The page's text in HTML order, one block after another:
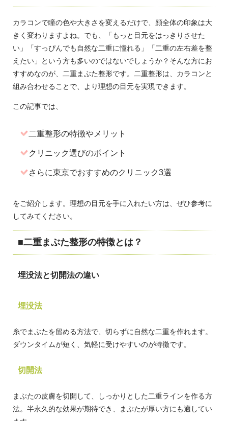
カラコンで瞳の色や大きさを変えるだけで、顔全体の印象は大
きく変わりますよね。でも、「もっと目元をはっきりさせた
い」「すっぴんでも自然な二重に憧れる」「二重の左右差を整
えたい」という方も多いのではないでしょうか？そんな方にお
すすめなのが、二重まぶた整形です。二重整形は、カラコンと
組み合わせることで、より理想の目元を実現できます。
この記事では、
二重整形の特徴やメリット
クリニック選びのポイント
さらに東京でおすすめのクリニック3選
をご紹介します。理想の目元を手に入れたい方は、ぜひ参考に
してみてください。
二重まぶた整形の特徴とは？
埋没法と切開法の違い
埋没法
糸でまぶたを留める方法で、切らずに自然な二重を作れます。
ダウンタイムが短く、気軽に受けやすいのが特徴です。
切開法
まぶたの皮膚を切開して、しっかりとした二重ラインを作る方
法。半永久的な効果が期待でき、まぶたが厚い方にも適してい